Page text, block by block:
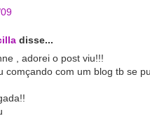
disse...
, adorei o post viu!!!
comçando com um blog tb se